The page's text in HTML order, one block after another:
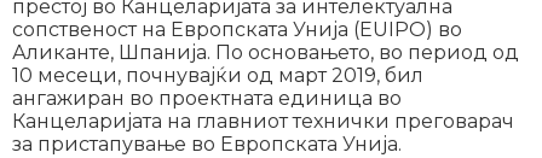
престој во Канцеларијата за интелектуална
сопственост на Европската Унија (EUIPO) во
Аликанте, Шпанија. По основањето, во период од
10 месеци, почнувајќи од март 2019, бил
ангажиран во проектната единица во
Канцеларијата на главниот технички преговарач
за пристапување во Европската Унија.